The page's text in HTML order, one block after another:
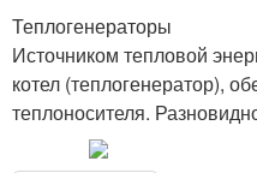
Теплогенераторы
Источником тепловой
котел (теплогенератор),
теплоносителя.